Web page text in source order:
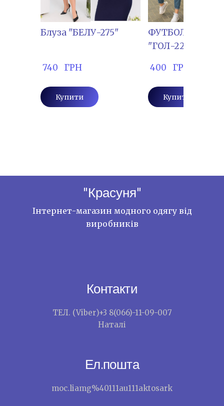
Блуза "БЕЛУ-275"
740   ГРН
Купити
ФУТБОЛКА
"ГОЛ-2225"
400   ГРН
Купити
"Красуня"
Інтернет-магазин модного одягу від
виробників
Контакти
ТЕЛ. (Viber)+3 8(066)-11-09-007
Наталі
Ел.пошта
moc.liamg%40111au111aktosark